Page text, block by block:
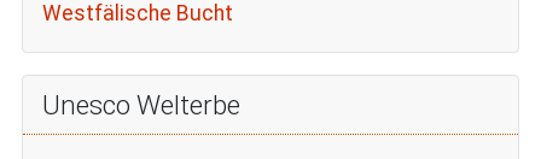
Westfälische Bucht
Unesco Welterbe